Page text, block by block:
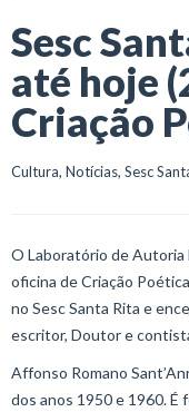
Sesc
até hoje
Criação
Cultura, Notícias, Sesc
O Laboratório de Autoria
oficina de Criação
no Sesc Santa Rita e
escritor, Doutor e
Affonso Romano
dos anos 1950 e 1960. É